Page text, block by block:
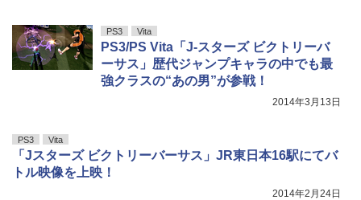
PS3 Vita
PS3/PS Vita「J-スターズ ビクトリーバ
ーサス」歴代ジャンプキャラの中でも最
強クラスの“あの男”が参戦！
2014年3月13日
PS3 Vita
「Jスターズ ビクトリーバーサス」JR東日本16駅にてバ
トル映像を上映！
2014年2月24日